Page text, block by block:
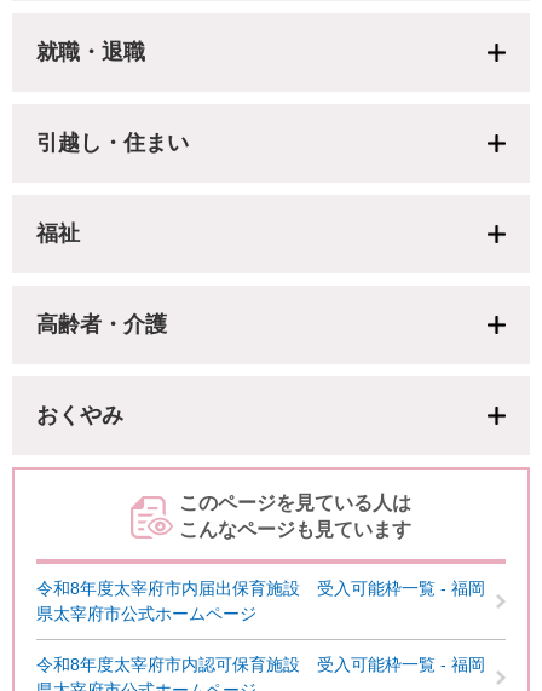
就職・退職
引越し・住まい
福祉
高齢者・介護
おくやみ
このページを見ている人は
こんなページも見ています
令和8年度太宰府市内届出保育施設 受入可能枠一覧 - 福岡
県太宰府市公式ホームページ
令和8年度太宰府市内認可保育施設 受入可能枠一覧 - 福岡